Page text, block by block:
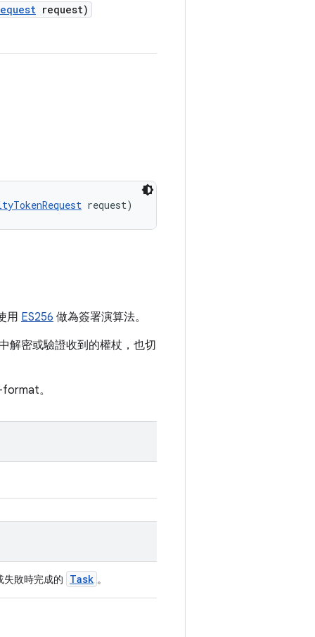
request)
request)
用 ES256 做為簽署演算法。
解密或驗證收到的權杖，也切
。
敗時完成的 Task 。